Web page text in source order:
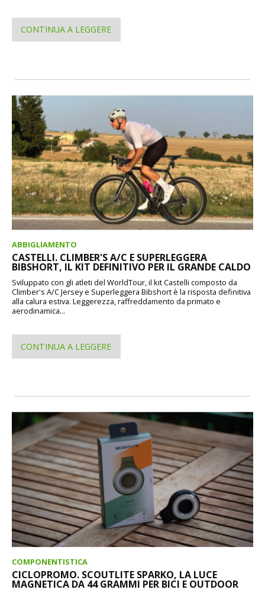
CONTINUA A LEGGERE
ABBIGLIAMENTO
CASTELLI. CLIMBER'S A/C E SUPERLEGGERA
BIBSHORT, IL KIT DEFINITIVO PER IL GRANDE CALDO
Sviluppato con gli atleti del WorldTour, il kit Castelli composto da
Climber's A/C Jersey e Superleggera Bibshort è la risposta definitiva
alla calura estiva. Leggerezza, raffreddamento da primato e
aerodinamica...
CONTINUA A LEGGERE
COMPONENTISTICA
CICLOPROMO. SCOUTLITE SPARKO, LA LUCE
MAGNETICA DA 44 GRAMMI PER BICI E OUTDOOR